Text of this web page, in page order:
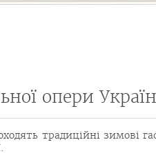
опери
традиційні зимові